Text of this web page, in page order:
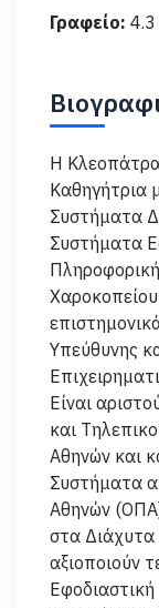
Γραφείο: 4.3
H
Κα­θηγήτρια
Συστήματα
Συστήματα
Χαροκοπείου
Υπεύθυνης
Είναι
και
Αθηνών και
Συστήματα
Αθηνών
στα
αξιοποιούν